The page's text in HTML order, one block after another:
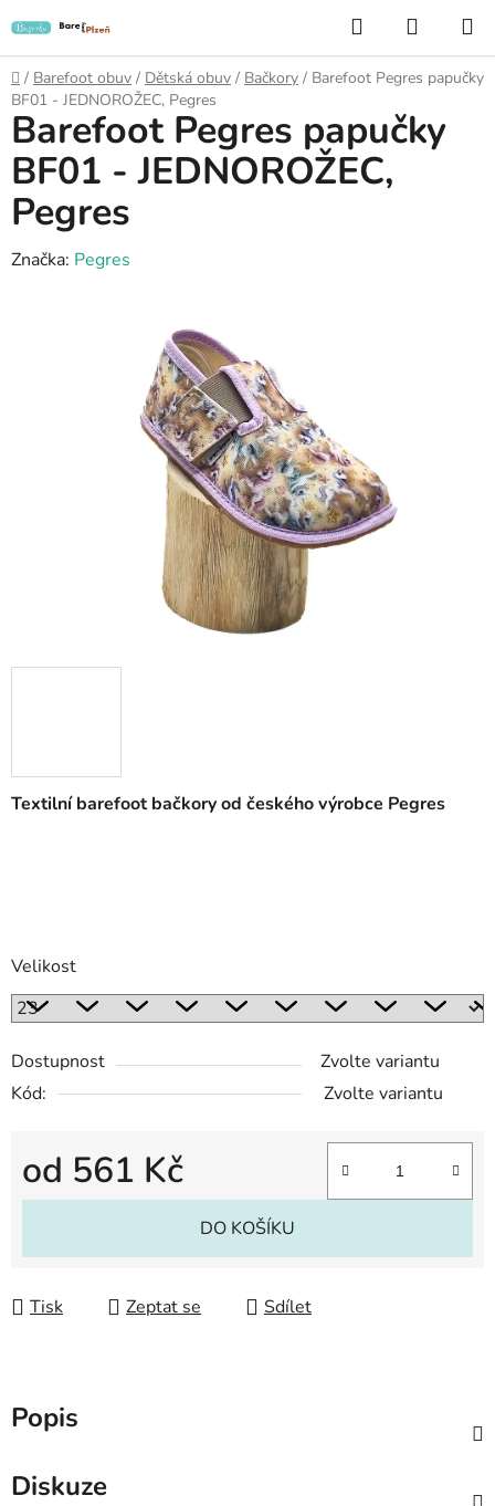
na
obsah
Hledat
KOŠÍK
Domů
/ Barefoot obuv / Dětská obuv / Bačkory / Barefoot Pegres papučky
BF01 - JEDNOROŽEC, Pegres
Textilní barefoot bačkory od českého výrobce Pegres
Velikost
Dostupnost
Zvolte variantu
Kód:
Zvolte variantu
od 561 Kč
Měrná cena:
DO KOŠÍKU
Tisk Zeptat se Sdílet
Barefoot Pegres papučky
BF01 - JEDNOROŽEC,
Pegres
Značka: Pegres
Popis
Diskuze